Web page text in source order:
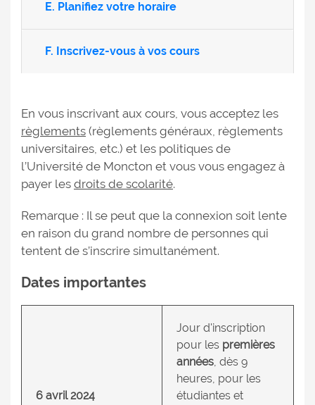
E. Planifiez votre horaire
F. Inscrivez-vous à vos cours
En vous inscrivant aux cours, vous acceptez les
règlements (règlements généraux, règlements
universitaires, etc.) et les politiques de
l’Université de Moncton et vous vous engagez à
payer les droits de scolarité.
Remarque : Il se peut que la connexion soit lente
en raison du grand nombre de personnes qui
tentent de s’inscrire simultanément.
Dates importantes
6 avril 2024
Jour d'inscription
pour les premières
années, dès 9
heures, pour les
étudiantes et